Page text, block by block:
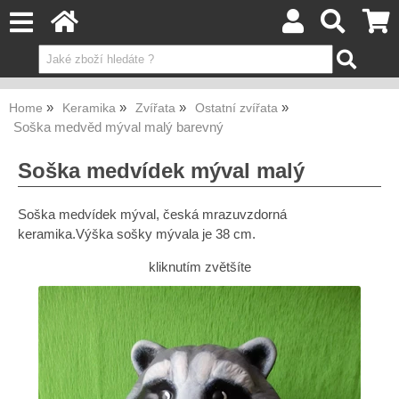
Home Keramika Zvířata Ostatní zvířata
Soška medvěd mýval malý barevný
Soška medvídek mýval malý
Soška medvídek mýval, česká mrazuvzdorná
keramika.Výška sošky mývala je 38 cm.
kliknutím zvětšíte